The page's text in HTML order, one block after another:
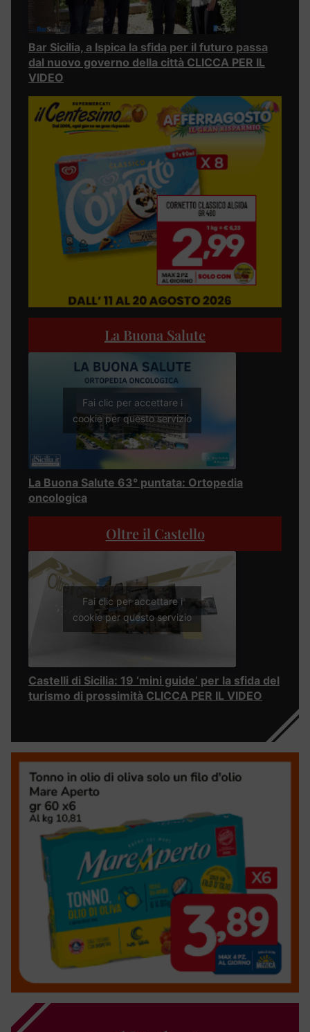
Bar Sicilia, a Ispica la sfida per il futuro passa
dal nuovo governo della città CLICCA PER IL
VIDEO
La Buona Salute
Fai clic per accettare i
cookie per questo servizio
La Buona Salute 63° puntata: Ortopedia
oncologica
Oltre il Castello
Fai clic per accettare i
cookie per questo servizio
Castelli di Sicilia: 19 ‘mini guide’ per la sfida del
turismo di prossimità CLICCA PER IL VIDEO